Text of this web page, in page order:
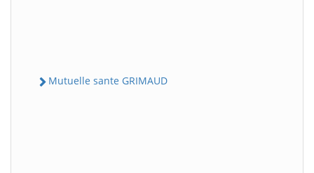
Mutuelle sante GRIMAUD